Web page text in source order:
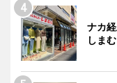
ナカ
しま